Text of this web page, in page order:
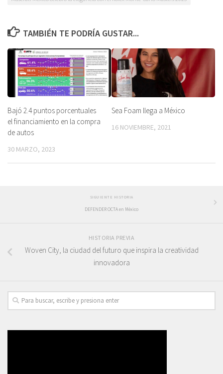
TAMBIÉN TE PODRÍA GUSTAR...
Bajó 2.4 puntos porcentuales
el financiamiento en la compra
de autos
30 MARZO, 2023
Sea Foam llega a México
16 NOVIEMBRE, 2021
SIGUIENTE HISTORIA
DEFENDER OCTA en México
HISTORIA PREVIA
Woven City, la ciudad del futuro que inspira la creatividad
innovadora